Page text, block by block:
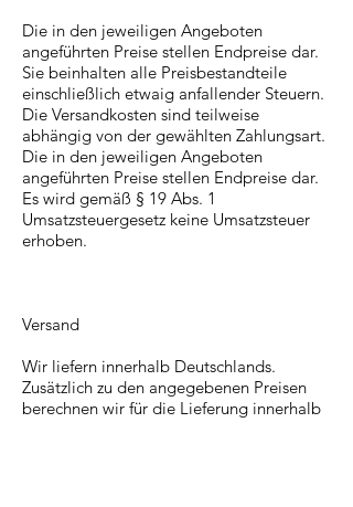
Die in den jeweiligen Angeboten
angeführten Preise stellen Endpreise dar.
Sie beinhalten alle Preisbestandteile
einschließlich etwaig anfallender Steuern.
​Die Versandkosten sind teilweise
abhängig von der gewählten Zahlungsart.
Die in den jeweiligen Angeboten
angeführten Preise stellen Endpreise dar.
Es wird gemäß § 19 Abs. 1
Umsatzsteuergesetz keine Umsatzsteuer
erhoben.
Versand​
Wir liefern innerhalb Deutschlands.
Zusätzlich zu den angegebenen Preisen
berechnen wir für die Lieferung innerhalb